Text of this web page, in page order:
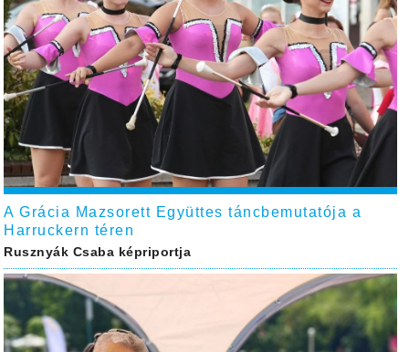
A Grácia Mazsorett Együttes táncbemutatója a
Harruckern téren
Rusznyák Csaba képriportja